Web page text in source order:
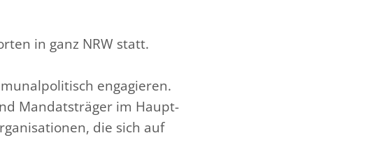
in ganz NRW statt.
engagieren.
Mandatsträger im Haupt-
die sich auf